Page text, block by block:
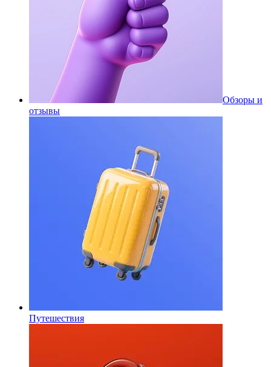
Обзоры и
отзывы
Путешествия